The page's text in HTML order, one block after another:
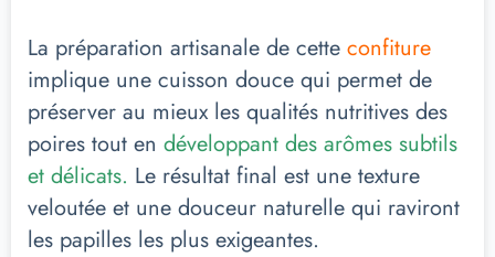
La préparation artisanale de cette confiture
implique une cuisson douce qui permet de
préserver au mieux les qualités nutritives des
poires tout en développant des arômes subtils
et délicats. Le résultat final est une texture
veloutée et une douceur naturelle qui raviront
les papilles les plus exigeantes.